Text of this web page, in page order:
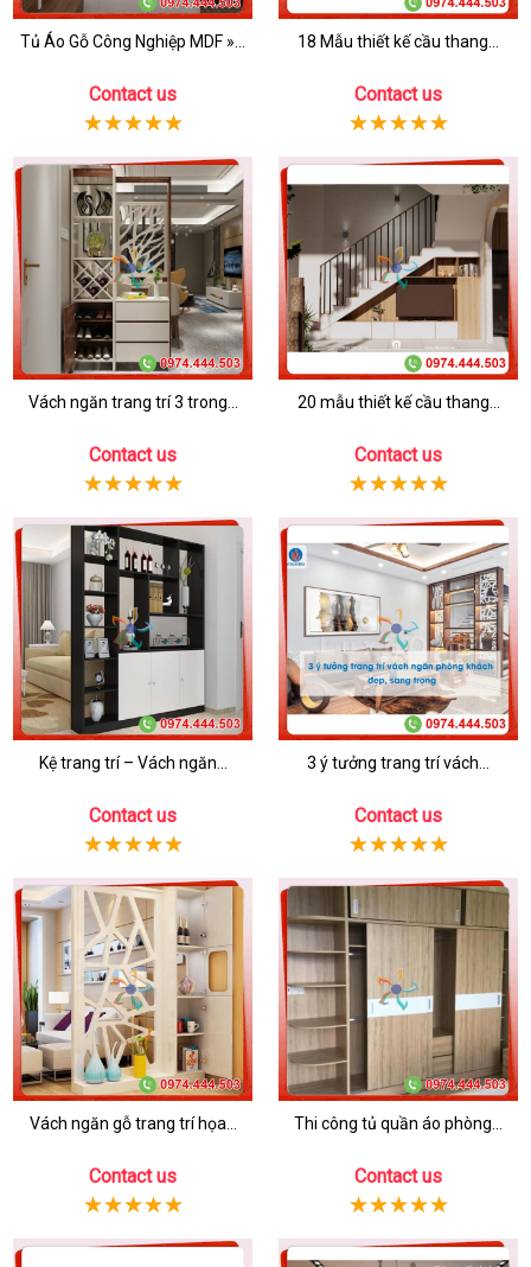
Tủ Áo Gỗ Công Nghiệp MDF »...
Contact us
18 Mẫu thiết kế cầu thang...
Contact us
Vách ngăn trang trí 3 trong...
Contact us
20 mẫu thiết kế cầu thang...
Contact us
Kệ trang trí – Vách ngăn...
Contact us
3 ý tưởng trang trí vách...
Contact us
Vách ngăn gỗ trang trí họa...
Contact us
Thi công tủ quần áo phòng...
Contact us